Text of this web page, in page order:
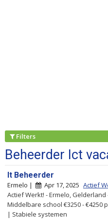
Filters
Beheerder Ict
It Beheerder
Ermelo | Apr 17, 2025 Actief
Actief Werkt! - Ermelo, Gelderland
Middelbare school €3250 - €4250
| Stabiele systemen